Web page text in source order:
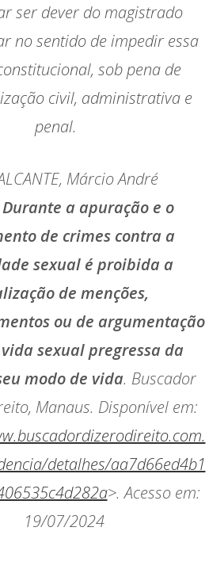
ser dever do magistrado
no sentido de impedir essa
sob pena de
civil, administrativa e
penal.
Márcio André
Durante a apuração e o
de crimes contra a
sexual é proibida a
de menções,
ou de argumentação
sexual pregressa da
modo de vida. Buscador
Manaus. Disponível em:
detalhes/aa7d66ed4b1
>. Acesso em:
19/07/2024